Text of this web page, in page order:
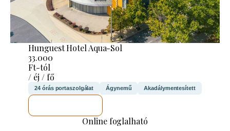
Hunguest Hotel Aqua-Sol
33.000
Ft-tól
/ éj / fő
24 órás portaszolgálat Ágynemű Akadálymentesített
Online foglalható